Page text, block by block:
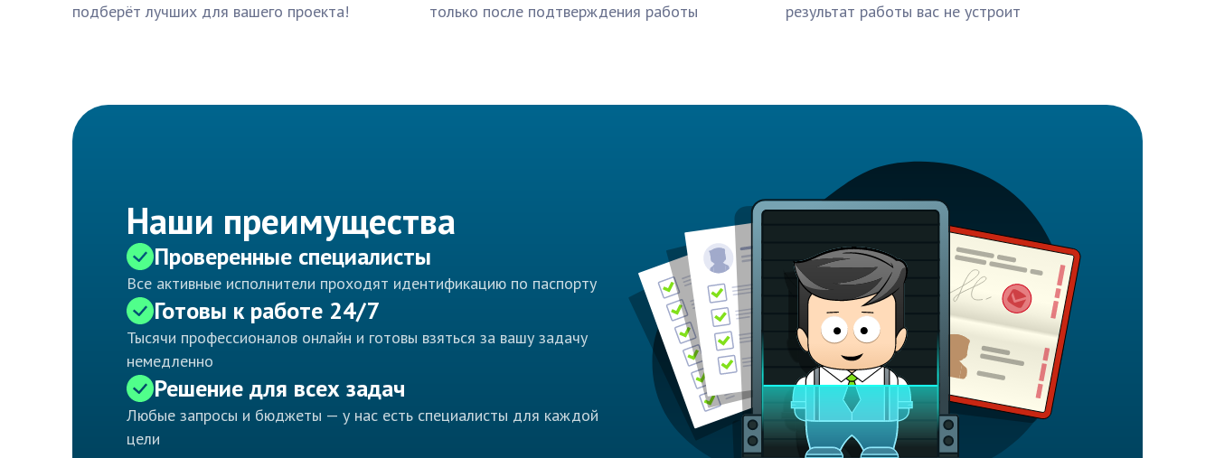
подберёт лучших для вашего проекта!
только после подтверждения работы
результат работы вас не устроит
Наши преимущества
Проверенные специалисты
Все активные исполнители проходят идентификацию по паспорту
Готовы к работе 24/7
Тысячи профессионалов онлайн и готовы взяться за вашу задачу
немедленно
Решение для всех задач
Любые запросы и бюджеты — у нас есть специалисты для каждой
цели